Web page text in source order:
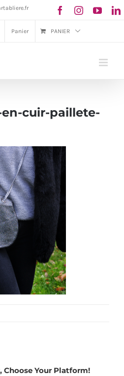
Panier PANIER
cuir-paillete-
Choose Your Platform!